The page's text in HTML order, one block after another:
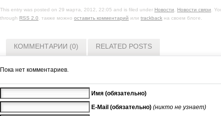
This entry was posted on 29 марта, 2012, 22:05 and is filed under Новости, Новости связи.
through RSS 2.0. также можно оставить комментарий или trackback на своем блоге.
КОММЕНТАРИИ (0) RELATED POSTS
Пока нет комментариев.
Имя (обязательно)
E-Mail (обязательно) (никто не узнает)